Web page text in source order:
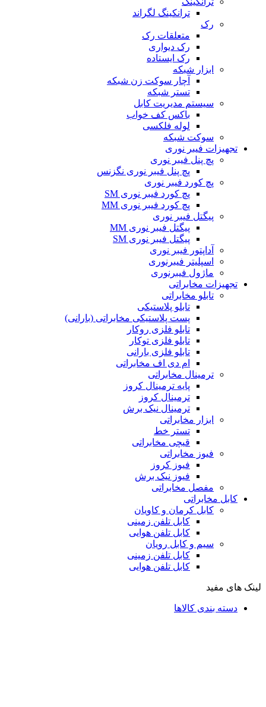
ترانکینگ لگراند
رک
متعلقات رک
رک دیواری
رک ایستاده
ابزار شبکه
آچار سوکت زن شبکه
تستر شبکه
سیستم مدیریت کابل
باکس کف خواب
لوله فلکسی
سوکت شبکه
تجهیزات فیبر نوری
پچ پنل فیبر نوری
پچ پنل فیبر نوری نگزنس
پچ کورد فیبر نوری
پچ کورد فیبر نوری SM
پچ کورد فیبر نوری MM
پیگتل فیبر نوری
پیگتل فیبر نوری MM
پیگتل فیبر نوری SM
آداپتور فیبر نوری
اسپلیتر فیبرنوری
ماژول فیبرنوری
تجهیزات مخابراتی
تابلو مخابراتی
تابلو پلاستیکی
پست پلاستیکی مخابراتی (بارانی)
تابلو فلزی روکار
تابلو فلزی توکار
تابلو فلزی بارانی
ام دی اف مخابراتی
ترمینال مخابراتی
پایه ترمینال کروز
ترمینال کروز
ترمینال نیک برش
ابزار مخابراتی
تستر خط
قیچی مخابراتی
فیوز مخابراتی
فیوز کروز
فیوز نیک برش
مفصل مخابراتی
کابل مخابراتی
کابل کرمان و کاویان
کابل تلفن زمینی
کابل تلفن هوایی
سیم و کابل رویان
کابل تلفن زمینی
کابل تلفن هوایی
لینک های مفید
دسته بندی کالاها